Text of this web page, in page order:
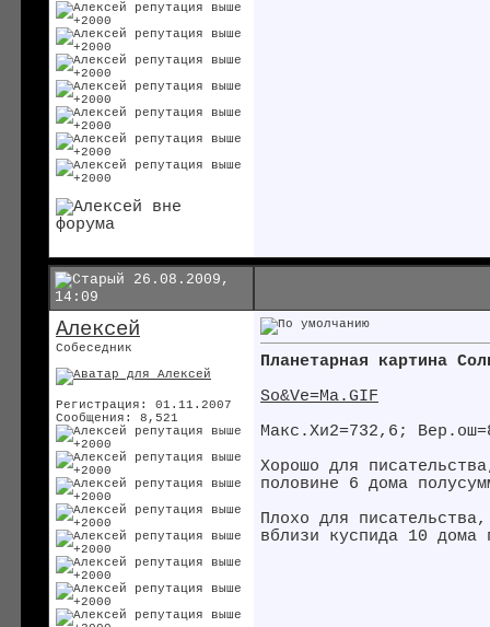
26.08.2009,
14:09
Алексей
Собеседник
Регистрация: 01.11.2007
Сообщения: 8,521
Планетарная картина
So&Ve=Ma.GIF
Макс.Хи2=732,6;
Хорошо для
половине 6 дома
Плохо для
вблизи куспида 10 дома